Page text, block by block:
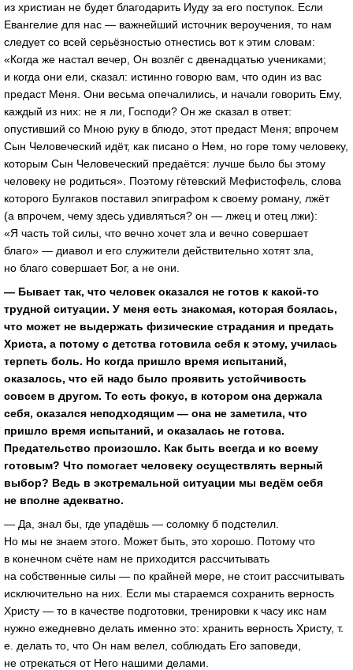
из христиан не будет благодарить Иуду за его поступок. Если
Евангелие для нас — важнейший источник вероучения, то нам
следует со всей серьёзностью отнестись вот к этим словам:
«Когда же настал вечер, Он возлёг с двенадцатью учениками;
и когда они ели, сказал: истинно говорю вам, что один из вас
предаст Меня. Они весьма опечалились, и начали говорить Ему,
каждый из них: не я ли, Господи? Он же сказал в ответ:
опустивший со Мною руку в блюдо, этот предаст Меня; впрочем
Сын Человеческий идёт, как писано о Нем, но горе тому человеку,
которым Сын Человеческий предаётся: лучше было бы этому
человеку не родиться». Поэтому гётевский Мефистофель, слова
которого Булгаков поставил эпиграфом к своему роману, лжёт
(а впрочем, чему здесь удивляться? он — лжец и отец лжи):
«Я часть той силы, что вечно хочет зла и вечно совершает
благо» — диавол и его служители действительно хотят зла,
но благо совершает Бог, а не они.
— Бывает так, что человек оказался не готов к какой-то
трудной ситуации. У меня есть знакомая, которая боялась,
что может не выдержать физические страдания и предать
Христа, а потому с детства готовила себя к этому, училась
терпеть боль. Но когда пришло время испытаний,
оказалось, что ей надо было проявить устойчивость
совсем в другом. То есть фокус, в котором она держала
себя, оказался неподходящим — она не заметила, что
пришло время испытаний, и оказалась не готова.
Предательство произошло. Как быть всегда и ко всему
готовым? Что помогает человеку осуществлять верный
выбор? Ведь в экстремальной ситуации мы ведём себя
не вполне адекватно.
— Да, знал бы, где упадёшь — соломку б подстелил.
Но мы не знаем этого. Может быть, это хорошо. Потому что
в конечном счёте нам не приходится рассчитывать
на собственные силы — по крайней мере, не стоит рассчитывать
исключительно на них. Если мы стараемся сохранить верность
Христу — то в качестве подготовки, тренировки к часу икс нам
нужно ежедневно делать именно это: хранить верность Христу, т.
е. делать то, что Он нам велел, соблюдать Его заповеди,
не отрекаться от Него нашими делами.